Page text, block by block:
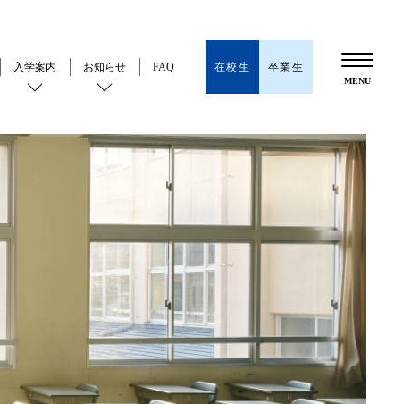
入学案内 お知らせ FAQ 在校生 卒業生